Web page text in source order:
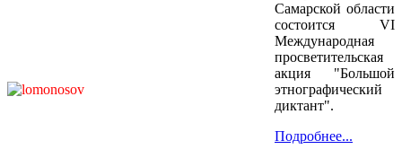
Самарской области
состоится VI
Международная
просветительская
акция "Большой
этнографический
диктант".
Подробнее...